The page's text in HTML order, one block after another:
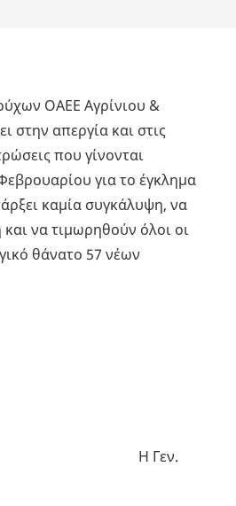
ΟΑΕΕ Αγρίνιου &
στην απεργία και στις
που γίνονται
για το έγκλημα
καμία συγκάλυψη, να
να τιμωρηθούν όλοι οι
θάνατο 57 νέων
Η Γεν.